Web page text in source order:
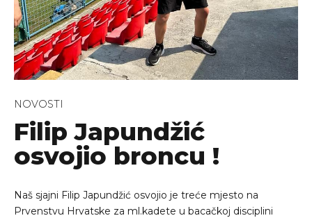
NOVOSTI
Filip Japundžić
osvojio broncu !
Naš sjajni Filip Japundžić osvojio je treće mjesto na
Prvenstvu Hrvatske za ml.kadete u bacačkoj disciplini